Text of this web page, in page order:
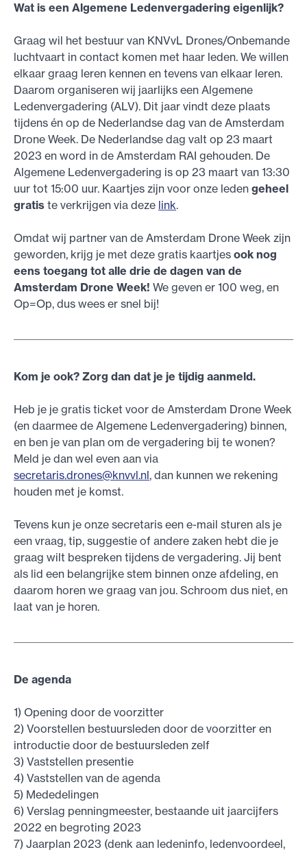
Wat is een Algemene Ledenvergadering eigenlijk?
Graag wil het bestuur van KNVvL Drones/Onbemande
luchtvaart in contact komen met haar leden. We willen
elkaar graag leren kennen en tevens van elkaar leren.
Daarom organiseren wij jaarlijks een Algemene
Ledenvergadering (ALV). Dit jaar vindt deze plaats
tijdens én op de Nederlandse dag van de Amsterdam
Drone Week. De Nederlandse dag valt op 23 maart
2023 en word in de Amsterdam RAI gehouden. De
Algemene Ledenvergadering is op 23 maart van 13:30
uur tot 15:00 uur. Kaartjes zijn voor onze leden geheel
gratis te verkrijgen via deze link.
Omdat wij partner van de Amsterdam Drone Week zijn
geworden, krijg je met deze gratis kaartjes ook nog
eens toegang tot alle drie de dagen van de
Amsterdam Drone Week! We geven er 100 weg, en
Op=Op, dus wees er snel bij!
Kom je ook? Zorg dan dat je je tijdig aanmeld.
Heb je je gratis ticket voor de Amsterdam Drone Week
(en daarmee de Algemene Ledenvergadering) binnen,
en ben je van plan om de vergadering bij te wonen?
Meld je dan wel even aan via
secretaris.drones@knvvl.nl, dan kunnen we rekening
houden met je komst.
Tevens kun je onze secretaris een e-mail sturen als je
een vraag, tip, suggestie of andere zaken hebt die je
graag wilt bespreken tijdens de vergadering. Jij bent
als lid een belangrijke stem binnen onze afdeling, en
daarom horen we graag van jou. Schroom dus niet, en
laat van je horen.
De agenda
1) Opening door de voorzitter
2) Voorstellen bestuursleden door de voorzitter en
introductie door de bestuursleden zelf
3) Vaststellen presentie
4) Vaststellen van de agenda
5) Mededelingen
6) Verslag penningmeester, bestaande uit jaarcijfers
2022 en begroting 2023
7) Jaarplan 2023 (denk aan ledeninfo, ledenvoordeel,